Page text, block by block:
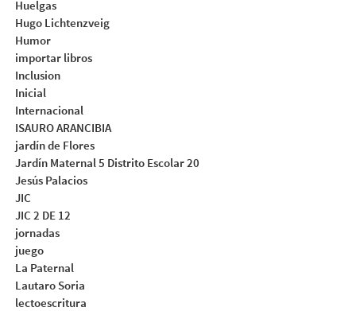
Huelgas
Hugo Lichtenzveig
Humor
importar libros
Inclusion
Inicial
Internacional
ISAURO ARANCIBIA
jardín de Flores
Jardín Maternal 5 Distrito Escolar 20
Jesús Palacios
JIC
JIC 2 DE 12
jornadas
juego
La Paternal
Lautaro Soria
lectoescritura